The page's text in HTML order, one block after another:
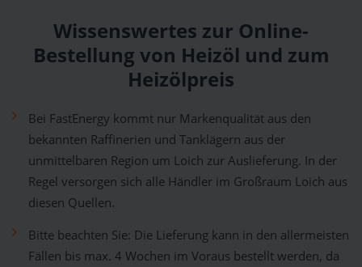
Wissenswertes zur Online-
Bestellung von Heizöl und zum
Heizölpreis
Bei FastEnergy kommt nur Markenqualität aus den
bekannten Raffinerien und Tanklägern aus der
unmittelbaren Region um Loich zur Auslieferung. In der
Regel versorgen sich alle Händler im Großraum Loich aus
diesen Quellen.
Bitte beachten Sie: Die Lieferung kann in den allermeisten
Fällen bis max. 4 Wochen im Voraus bestellt werden, da